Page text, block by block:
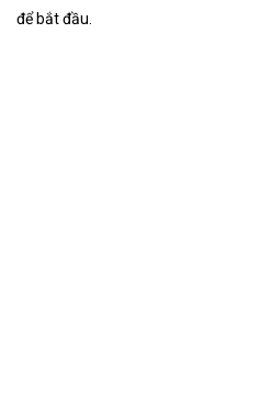
để bắt đầu.